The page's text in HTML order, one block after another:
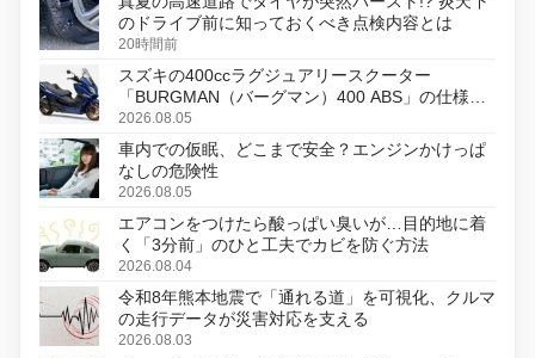
のドライブ前に知っておくべき点検内容とは
20時間前
スズキの400ccラグジュアリースクーター
「BURGMAN（バーグマン）400 ABS」の仕様を
変更し、8月18日に発売
2026.08.05
車内での仮眠、どこまで安全？エンジンかけっぱ
なしの危険性
2026.08.05
エアコンをつけたら酸っぱい臭いが…目的地に着
く「3分前」のひと工夫でカビを防ぐ方法
2026.08.04
令和8年熊本地震で「通れる道」を可視化、クルマ
の走行データが災害対応を支える
2026.08.03